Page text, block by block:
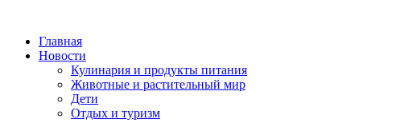
Главная
Новости
Кулинария и продукты питания
Животные и растительный мир
Дети
Отдых и туризм